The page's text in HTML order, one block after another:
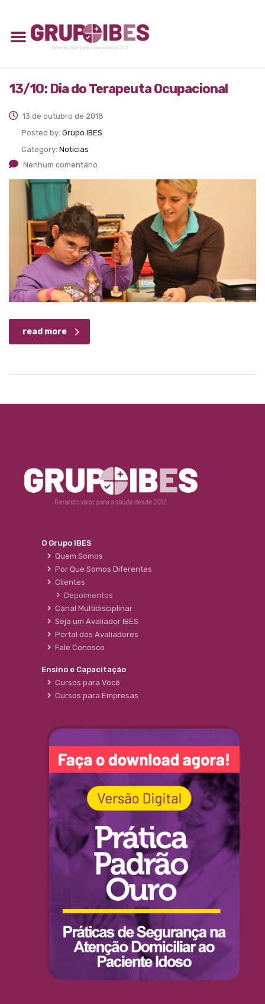
13/10: Dia do Terapeuta Ocupacional
13 de outubro de 2018
Posted by: Grupo IBES
Category: Notícias
Nenhum comentário
read more
O Grupo IBES
Quem Somos
Por Que Somos Diferentes
Clientes
Depoimentos
Canal Multidisciplinar
Seja um Avaliador IBES
Portal dos Avaliadores
Fale Conosco
Ensino e Capacitação
Cursos para Você
Cursos para Empresas